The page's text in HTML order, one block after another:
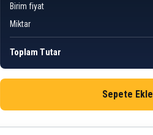
Birim fiyat
Miktar
Toplam Tutar
Sepete Ekle